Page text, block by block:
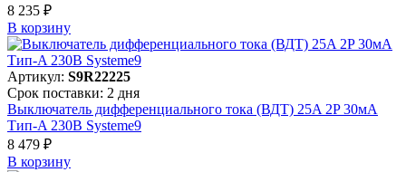
8 235 ₽
В корзинy
Артикул: S9R22225
Срок поставки: 2 дня
Выключатель дифференциального тока (ВДТ) 25A 2P 30мА
Тип-A 230В Systeme9
8 479 ₽
В корзинy